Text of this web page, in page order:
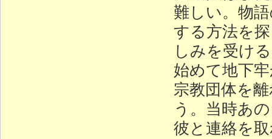
難しい。物
する方法を
しみを受け
始めて地下
宗教団体を
う。当時あ
彼と連絡を